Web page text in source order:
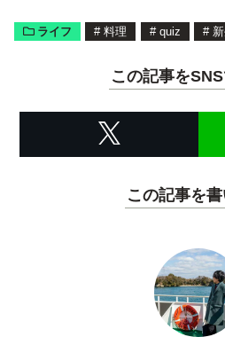
ライフ # 料理 # quiz #
この記事を
この記事を